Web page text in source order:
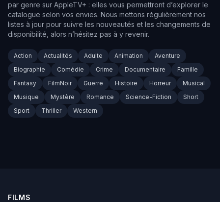
par genre sur AppleTV+ : elles vous permettront d’explorer le
catalogue selon vos envies. Nous mettons régulièrement nos
listes à jour pour suivre les nouveautés et les changements de
disponibilité, alors n’hésitez pas à y revenir.
Action Actualités Adulte Animation
Aventure
Biographie
Comédie Crime Documentaire
Famille
Fantasy
FilmNoir Guerre Histoire Horreur
Musical
Musique
Mystère Romance Science-Fiction
Short
Sport
Thriller Western
FILMS